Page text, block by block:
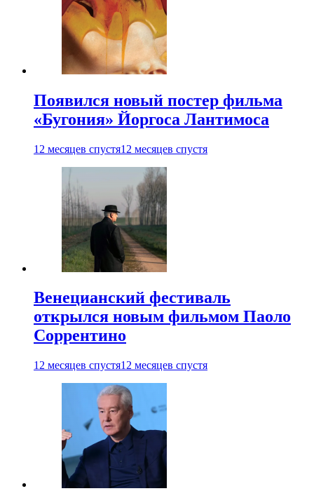
Появился новый постер фильма
«Бугония» Йоргоса Лантимоса
12 месяцев спустя12 месяцев спустя
Венецианский фестиваль
открылся новым фильмом Паоло
Соррентино
12 месяцев спустя12 месяцев спустя